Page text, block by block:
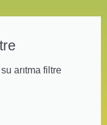
arıtma filtre